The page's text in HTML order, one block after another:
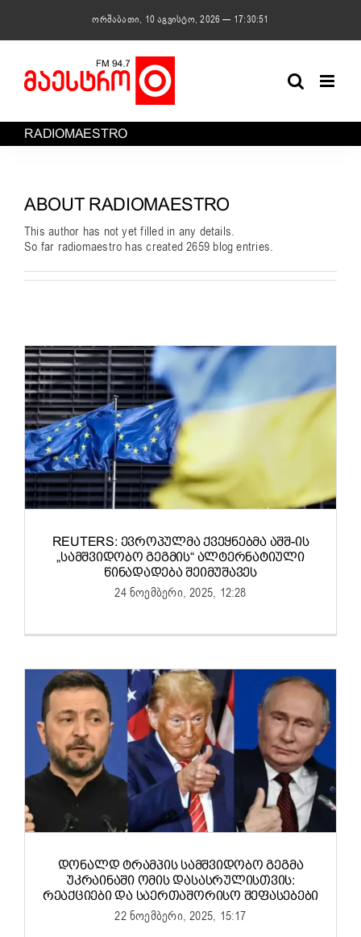
content
ორშაბათი, 10 აგვისტო, 2026 — 17:30:52
RADIOMAESTRO
ABOUT RADIOMAESTRO
This author has not yet filled in any details.
So far radiomaestro has created 2659 blog entries.
REUTERS: ᲔᲕᲠᲝᲞᲣᲚᲛᲐ ᲥᲕᲔᲧᲜᲔᲑᲛᲐ ᲐᲨᲨ-ᲘᲡ
„ᲡᲐᲛᲨᲕᲘᲓᲝᲑᲝ ᲒᲔᲒᲛᲘᲡ“ ᲐᲚᲢᲔᲠᲜᲐᲢᲘᲣᲚᲘ
ᲬᲘᲜᲐᲓᲐᲓᲔᲑᲐ ᲨᲔᲘᲛᲣᲨᲐᲕᲔᲡ
24 ნოემბერი, 2025, 12:28
ᲓᲝᲜᲐᲚᲓ ᲢᲠᲐᲛᲞᲘᲡ ᲡᲐᲛᲨᲕᲘᲓᲝᲑᲝ ᲒᲔᲒᲛᲐ
ᲣᲙᲠᲐᲘᲜᲐᲨᲘ ᲝᲛᲘᲡ ᲓᲐᲡᲐᲡᲠᲣᲚᲘᲡᲗᲕᲘᲡ:
ᲠᲔᲐᲥᲪᲘᲔᲑᲘ ᲓᲐ ᲡᲐᲔᲠᲗᲐᲨᲝᲠᲘᲡᲝ ᲨᲔᲤᲐᲡᲔᲑᲔᲑᲘ
22 ნოემბერი, 2025, 15:17